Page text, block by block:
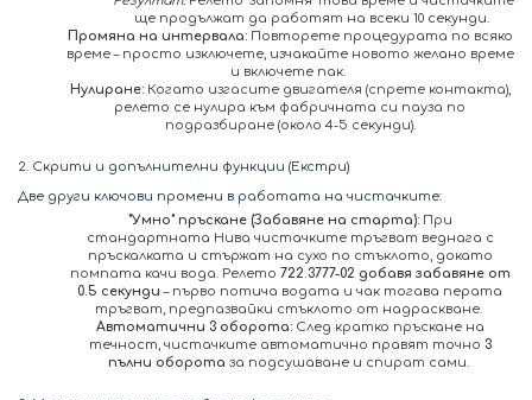
ще продължат да работят на всеки 10 секунди.
Промяна на интервала:Повторете процедурата по всяко
време – просто изключете, изчакайте новото желано време
и включете пак.
Нулиране:Когато изгасите двигателя (спрете контакта),
релето се нулира към фабричната си пауза по
подразбиране (около 4-5 секунди).
2. Скрити и допълнителни функции (Екстри)
Две други ключови промени в работата на чистачките:
"Умно" пръскане (Забавяне на старта):При
стандартната Нива чистачките тръгват веднага с
пръскалката и стържат на сухо по стъклото, докато
помпата качи вода. Релето 722.3777-02 добавя забавяне от
0.5 секунди – първо потича водата и чак тогава перата
тръгват, предпазвайки стъклото от надраскване.
Автоматични 3 оборота:След кратко пръскане на
течност, чистачките автоматично правят точно 3
пълни оборота за подсушаване и спират сами.